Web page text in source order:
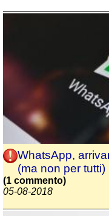
WhatsApp,
(ma non per tutti)
(1 commento)
05-08-2018